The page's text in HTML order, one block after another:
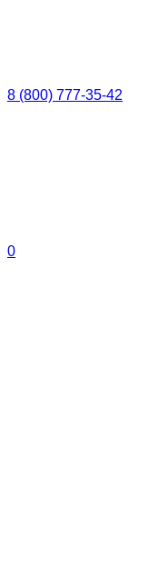
8 (800) 777-35-42
0